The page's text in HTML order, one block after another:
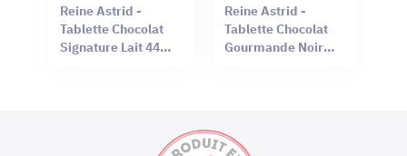
Reine Astrid -
Tablette Chocolat
Signature Lait 44%
Reine Astrid -
Tablette Chocolat
Gourmande Noir